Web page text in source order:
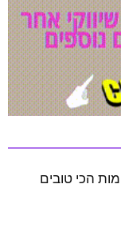
הכי טובים